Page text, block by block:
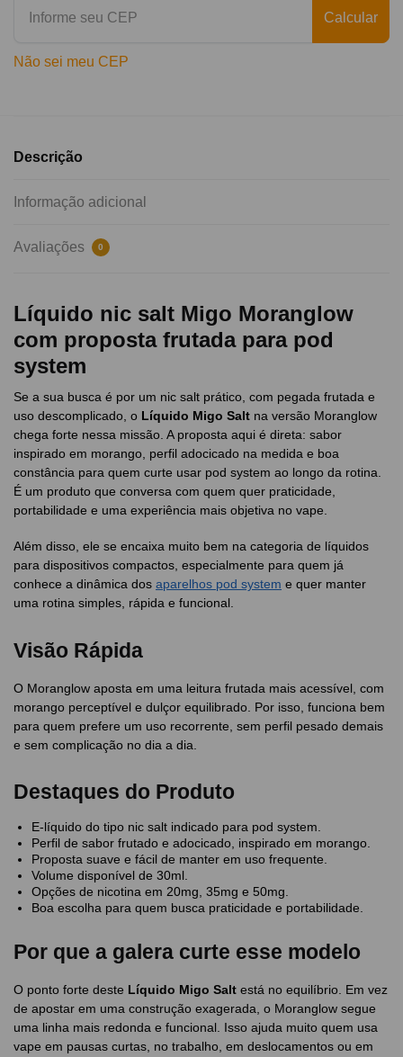
Calcular
Não sei meu CEP
Descrição
Informação adicional
Avaliações 0
Líquido nic salt Migo Moranglow
com proposta frutada para pod
system
Se a sua busca é por um nic salt prático, com pegada frutada e
uso descomplicado, o Líquido Migo Salt na versão Moranglow
chega forte nessa missão. A proposta aqui é direta: sabor
inspirado em morango, perfil adocicado na medida e boa
constância para quem curte usar pod system ao longo da rotina.
É um produto que conversa com quem quer praticidade,
portabilidade e uma experiência mais objetiva no vape.
Além disso, ele se encaixa muito bem na categoria de líquidos
para dispositivos compactos, especialmente para quem já
conhece a dinâmica dos aparelhos pod system e quer manter
uma rotina simples, rápida e funcional.
Visão Rápida
O Moranglow aposta em uma leitura frutada mais acessível, com
morango perceptível e dulçor equilibrado. Por isso, funciona bem
para quem prefere um uso recorrente, sem perfil pesado demais
e sem complicação no dia a dia.
Destaques do Produto
E-líquido do tipo nic salt indicado para pod system.
Perfil de sabor frutado e adocicado, inspirado em morango.
Proposta suave e fácil de manter em uso frequente.
Volume disponível de 30ml.
Opções de nicotina em 20mg, 35mg e 50mg.
Boa escolha para quem busca praticidade e portabilidade.
Por que a galera curte esse modelo
O ponto forte deste Líquido Migo Salt está no equilíbrio. Em vez
de apostar em uma construção exagerada, o Moranglow segue
uma linha mais redonda e funcional. Isso ajuda muito quem usa
vape em pausas curtas, no trabalho, em deslocamentos ou em